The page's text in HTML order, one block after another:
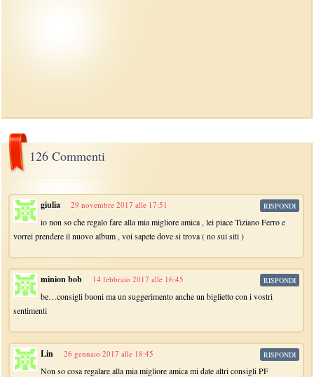
126 Commenti
giulia 29 novembre 2017 alle 17:51
io non so che regalo fare alla mia migliore amica , lei piace Tiziano Ferro e
vorrei prendere il nuovo album , voi sapete dove si trova ( no sui siti )
RISPONDI
minion bob 14 febbraio 2017 alle 16:45
be…consigli buoni ma un suggerimento anche un biglietto con i vostri
sentimenti
RISPONDI
Lin 26 gennaio 2017 alle 18:45
Non so cosa regalare alla mia migliore amica mi date altri consigli PF
RISPONDI